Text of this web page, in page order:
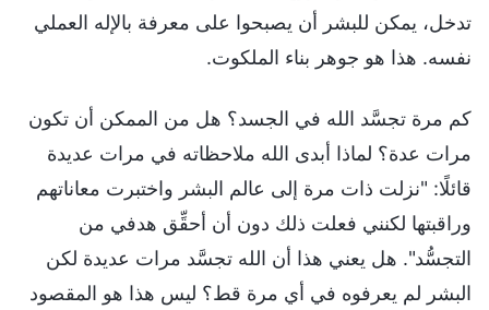
تدخل، يمكن للبشر أن يصبحوا على معرفة بالإله العملي
نفسه. هذا هو جوهر بناء الملكوت.
كم مرة تجسَّد الله في الجسد؟ هل من الممكن أن تكون
مرات عدة؟ لماذا أبدى الله ملاحظاته في مرات عديدة
قائلًا: "نزلت ذات مرة إلى عالم البشر واختبرت معاناتهم
وراقبتها لكنني فعلت ذلك دون أن أحقِّق هدفي من
التجسُّد". هل يعني هذا أن الله تجسَّد مرات عديدة لكن
البشر لم يعرفوه في أي مرة قط؟ ليس هذا هو المقصود